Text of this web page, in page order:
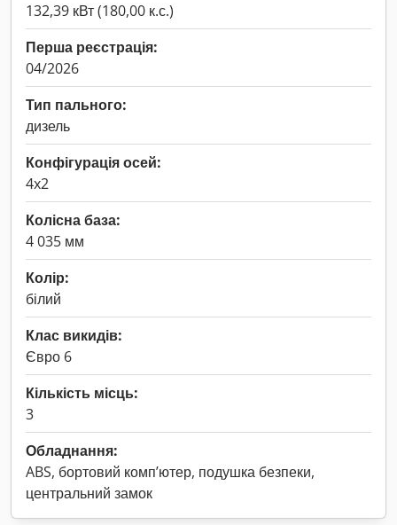
132,39 кВт (180,00 к.с.)
Перша реєстрація:
04/2026
Тип пального:
дизель
Конфігурація осей:
4x2
Колісна база:
4 035 мм
Колір:
білий
Клас викидів:
Євро 6
Кількість місць:
3
Обладнання:
ABS, бортовий комп’ютер, подушка безпеки,
центральний замок